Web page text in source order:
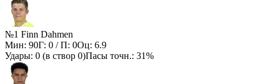
№1 Finn Dahmen
Мин: 90Г: 0 / П: 0Оц: 6.9
Удары: 0 (в створ 0)Пасы точн.: 31%